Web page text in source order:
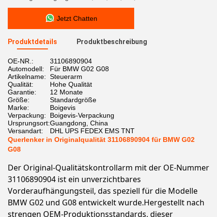
Jetzt Chatten
Produktdetails Produktbeschreibung
OE-NR.:
31106890904
Automodell:
Für BMW G02 G08
Artikelname: Steuerarm
Qualität:
Hohe Qualität
Garantie:
12 Monate
Größe:
Standardgröße
Marke:
Boigevis
Verpackung:
Boigevis-Verpackung
Ursprungsort:Guangdong, China
Versandart:
DHL UPS FEDEX EMS TNT
Querlenker in Originalqualität 31106890904 für BMW G02
G08
Der Original-Qualitätskontrollarm mit der OE-Nummer
31106890904 ist ein unverzichtbares
Vorderaufhängungsteil, das speziell für die Modelle
BMW G02 und G08 entwickelt wurde.Hergestellt nach
strengen OEM-Produktionsstandards, dieser